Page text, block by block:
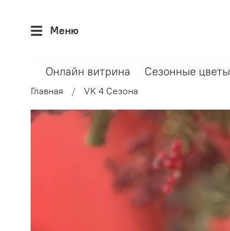
Меню
Онлайн витрина Сезонные цветы
Главная VK 4 Сезона